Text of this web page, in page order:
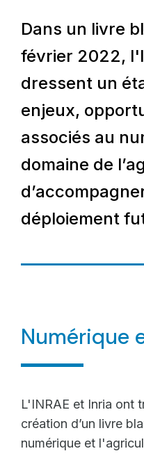
Dans un livre
février 2022,
dressent un
enjeux,
associés au
domaine de
déploiement
Numérique
L'INRAE et Inria ont
création d’un livre
numérique et